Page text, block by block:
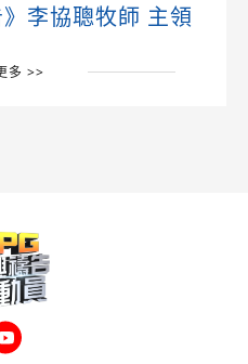
李協聰牧師 主領
多 >>